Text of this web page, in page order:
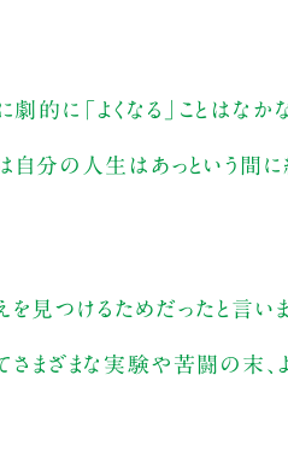
に「よくなる」ことはなか
分の人生はあっという間に
見つけるためだったと言いま
まざまな実験や苦闘の末、よ